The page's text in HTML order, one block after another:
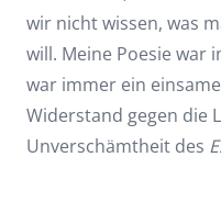
wir nicht wissen, was
will. Meine Poesie war
war immer ein
Widerstand gegen die
Unverschämtheit des